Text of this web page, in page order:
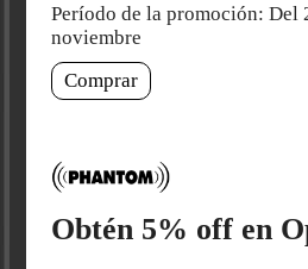
Período de la promoción: Del
noviembre
Comprar
Obtén 5% off en